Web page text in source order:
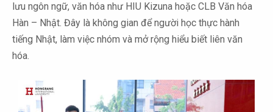
lưu ngôn ngữ, văn hóa như HIU Kizuna hoặc CLB Văn hóa
Hàn – Nhật. Đây là không gian để người học thực hành
tiếng Nhật, làm việc nhóm và mở rộng hiểu biết liên văn
hóa.